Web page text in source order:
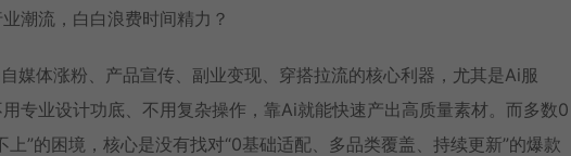
潮流，白白浪费时间精力？
媒体涨粉、产品宣传、副业变现、穿搭拉流的核心利器，尤其是Ai服
专业设计功底、不用复杂操作，靠Ai就能快速产出高质量素材。而多数0
”的困境，核心是没有找对“0基础适配、多品类覆盖、持续更新”的爆款